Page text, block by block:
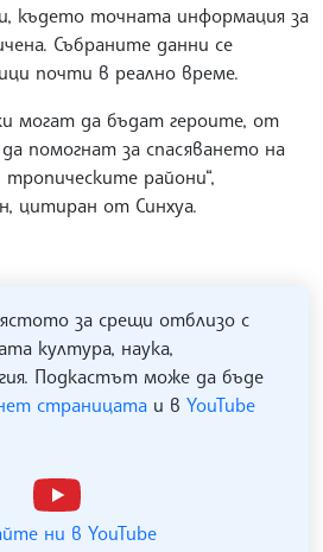
където точната информация за
Събраните данни се
почти в реално време.
могат да бъдат героите, от
помогнат за спасяването на
райони“,
цитиран от Синхуа.
за срещи отблизо с
култура, наука,
Подкастът може да бъде
страницата и в YouTube
ни в YouTube